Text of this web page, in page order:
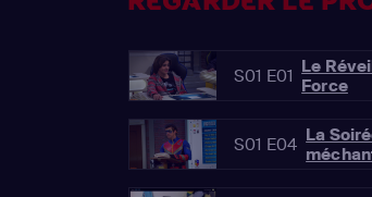
S01 E01 Le
Force
S01 E04 La